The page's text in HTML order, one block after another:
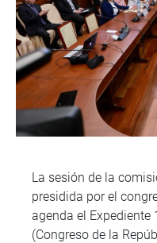
La sesión de la
presidida por el
agenda el Expediente
(Congreso de la